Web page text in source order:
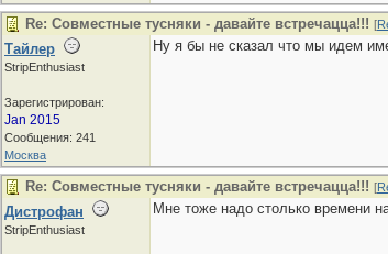
Re: Совместные тусняки - давайте встречацца!!! [
Тайлер
StripEnthusiast
Зарегистрирован:
Jan 2015
Сообщения: 241
Москва
Ну я бы не сказал что мы идем
Re: Совместные тусняки - давайте встречацца!!! [
Дистрофан
StripEnthusiast
Мне тоже надо столько времени